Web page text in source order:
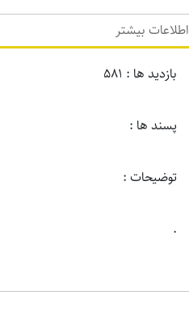
اطلاعات بیشتر
بازدید ها : 581
پسند ها :
توضیحات :
.